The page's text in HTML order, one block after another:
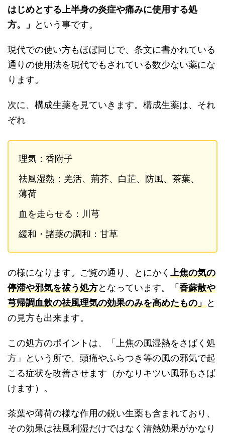
はじめとする上半身の炎症や痛みに使用する処
方。」
という事です。
現代での使い方もほぼ同じで、条文に書かれている
通りの使用法を現代でもされている数少ない薬にな
ります。
次に、構成生薬を見ていきます。構成生薬は、それ
ぞれ
理気：香附子
祛風湿熱：羌活、荊芥、白芷、防風、茶葉、
薄荷
血を走らせる：川芎
緩和・諸薬の調和：甘草
の様になります。ご覧の通り、とにかく 上焦の気の
停滞や邪気を祓う処方となっています。「香蘇散や
芎帰調血飲の祛風理気の効果のみを高めたもの」と
の見方も出来ます。
この処方のポイントは、「上焦の風湿熱をさばく処
方」という所で、頭痛やふらつき等の風の邪気で起
こる症状を改善させます（かなりキツい風邪もさば
けます）。
茶葉や薄荷の様な作用の鋭い生薬も含まれており、
その効果は祛風利湿だけではなく清熱効果がかなり